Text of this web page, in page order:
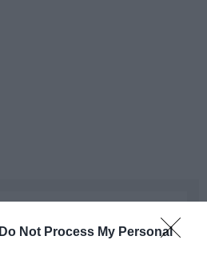
Do Not Process My Personal